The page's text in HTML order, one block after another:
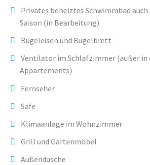
Privates beheiztes Schwimmbad
Saison (in Bearbeitung)
Bügeleisen und Bügelbrett
Ventilator im Schlafzimmer (außer in
Appartements)
Fernseher
Safe
Klimaanlage im Wohnzimmer
Grill und Gartenmöbel
Außendusche